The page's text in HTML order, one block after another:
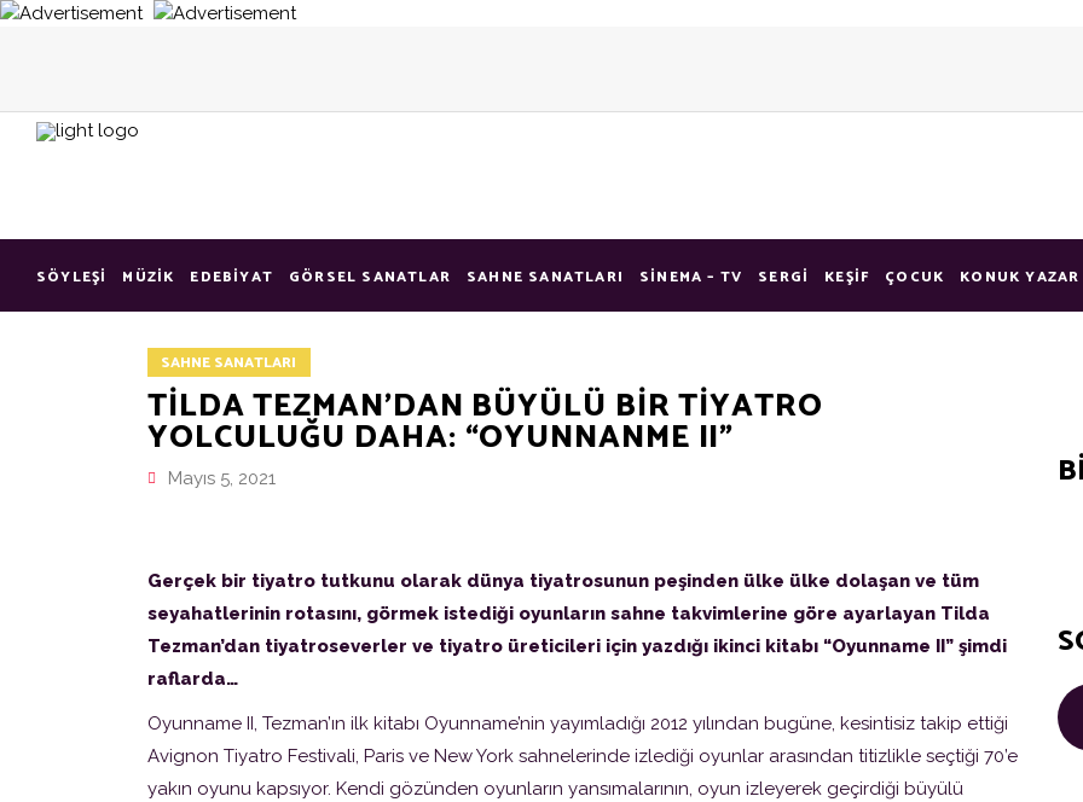
SÖYLEŞI MÜZIK EDEBIYAT GÖRSEL SANATLAR SAHNE SANATLARI SINEMA – TV SERGI KEŞIF ÇOCUK KONUK YAZAR
SAHNE SANATLARI
TİLDA TEZMAN’DAN BÜYÜLÜ BİR TİYATRO
YOLCULUĞU DAHA: “OYUNNANME II”
Mayıs 5, 2021
Gerçek bir tiyatro tutkunu olarak dünya tiyatrosunun peşinden ülke ülke dolaşan ve tüm
seyahatlerinin rotasını, görmek istediği oyunların sahne takvimlerine göre ayarlayan Tilda
Tezman’dan tiyatroseverler ve tiyatro üreticileri için yazdığı ikinci kitabı “Oyunname II” şimdi
raflarda…
Oyunname II, Tezman’ın ilk kitabı Oyunname’nin yayımladığı 2012 yılından bugüne, kesintisiz takip ettiği
Avignon Tiyatro Festivali, Paris ve New York sahnelerinde izlediği oyunlar arasından titizlikle seçtiği 70’e
yakın oyunu kapsıyor. Kendi gözünden oyunların yansımalarının, oyun izleyerek geçirdiği büyülü